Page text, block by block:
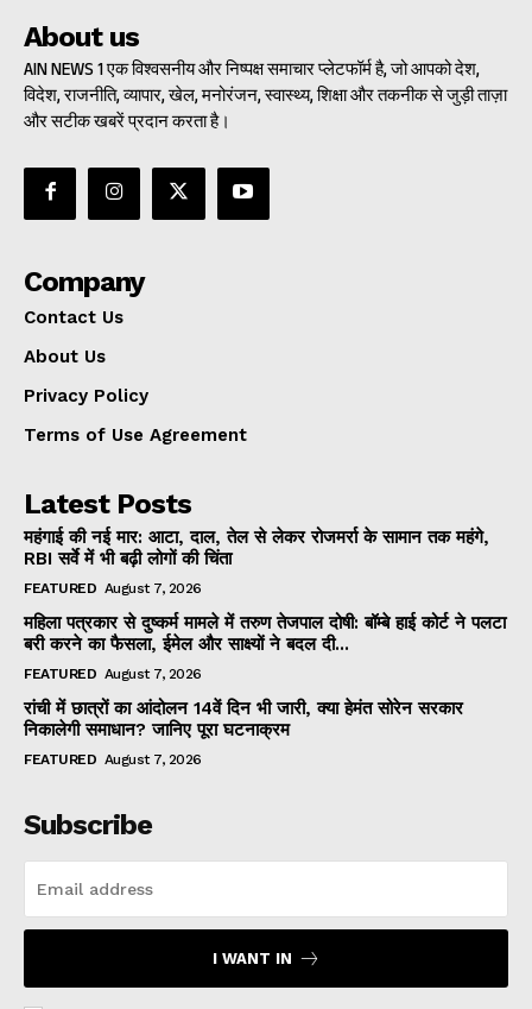
About us
AIN NEWS 1 एक विश्वसनीय और निष्पक्ष समाचार प्लेटफॉर्म है, जो आपको देश,
विदेश, राजनीति, व्यापार, खेल, मनोरंजन, स्वास्थ्य, शिक्षा और तकनीक से जुड़ी ताज़ा
और सटीक खबरें प्रदान करता है।
Company
Contact Us
About Us
Privacy Policy
Terms of Use Agreement
Latest Posts
महंगाई की नई मार: आटा, दाल, तेल से लेकर रोजमर्रा के सामान तक महंगे,
RBI सर्वे में भी बढ़ी लोगों की चिंता
FEATURED August 7, 2026
महिला पत्रकार से दुष्कर्म मामले में तरुण तेजपाल दोषी: बॉम्बे हाई कोर्ट ने पलटा
बरी करने का फैसला, ईमेल और साक्ष्यों ने बदल दी...
FEATURED August 7, 2026
रांची में छात्रों का आंदोलन 14वें दिन भी जारी, क्या हेमंत सोरेन सरकार
निकालेगी समाधान? जानिए पूरा घटनाक्रम
FEATURED August 7, 2026
Subscribe
I WANT IN